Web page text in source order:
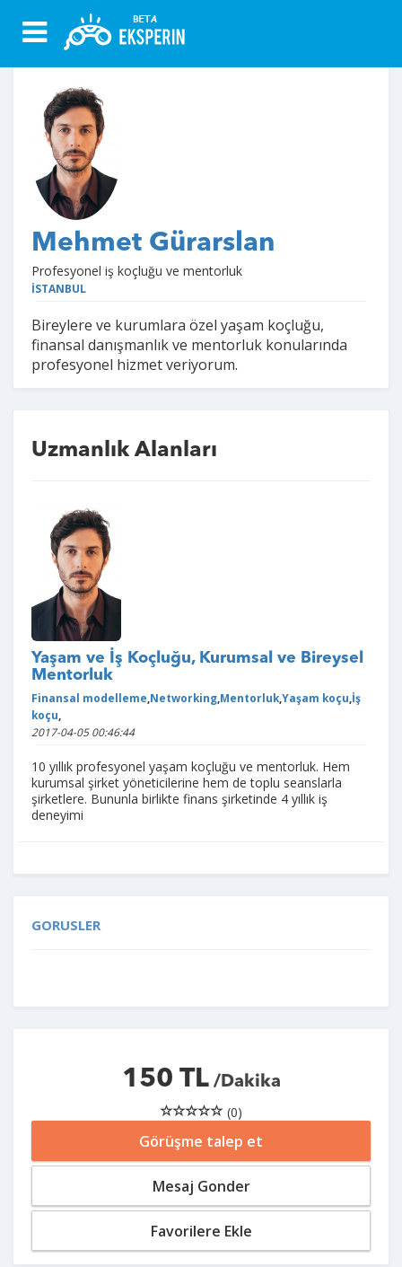
Mehmet Gürarslan
Profesyonel iş koçluğu ve mentorluk
İSTANBUL
Bireylere ve kurumlara özel yaşam koçluğu,
finansal danışmanlık ve mentorluk konularında
profesyonel hizmet veriyorum.
Uzmanlık Alanları
Yaşam ve İş Koçluğu, Kurumsal ve Bireysel
Mentorluk
Finansal modelleme Networking MentorlukYaşam koçu İş
koçu
2017-04-05 00:46:44
10 yıllık profesyonel yaşam koçluğu ve mentorluk. Hem
kurumsal şirket yöneticilerine hem de toplu seanslarla
şirketlere. Bununla birlikte finans şirketinde 4 yıllık iş
deneyimi
GORUSLER
150 TL/Dakika
(0)
Görüşme talep et
Mesaj Gonder
Favorilere Ekle